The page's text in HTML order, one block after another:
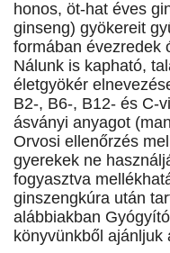
honos, öt-hat éves
ginseng) gyökereit
formában évezredek
Nálunk is kapható,
életgyökér
B2-, B6-, B12- és C-
ásványi anyagot
Orvosi ellenőrzés
gyerekek ne
fogyasztva
ginszengkúra után
alábbiakban
könyvünkből ajánljuk